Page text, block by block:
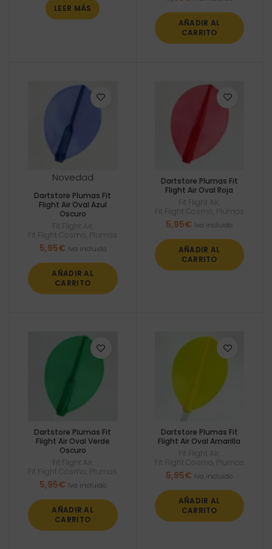
LEER MÁS
AÑADIR AL
CARRITO
Novedad
Dartstore Plumas Fit
Flight Air Oval Azul
Oscuro
Fit Flight Air
Fit Flight Cosmo Plumas
5,95€ Iva incluido
AÑADIR AL
CARRITO
Dartstore Plumas Fit
Flight Air Oval Roja
Fit Flight Air
Fit Flight Cosmo Plumas
5,95€ Iva incluido
AÑADIR AL
CARRITO
Dartstore Plumas Fit
Flight Air Oval Verde
Oscuro
Fit Flight Air
Fit Flight Cosmo Plumas
5,95€ Iva incluido
AÑADIR AL
CARRITO
Dartstore Plumas Fit
Flight Air Oval Amarilla
Fit Flight Air
Fit Flight Cosmo Plumas
5,95€ Iva incluido
AÑADIR AL
CARRITO